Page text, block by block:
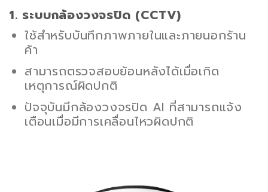
1. ระบบกล้องวงจรปิด (CCTV)
ใช้สำหรับบันทึกภาพภายในและภายนอกร้าน
ค้า
สามารถตรวจสอบย้อนหลังได้เมื่อเกิด
เหตุการณ์ผิดปกติ
ปัจจุบันมีกล้องวงจรปิด AI ที่สามารถแจ้ง
เตือนเมื่อมีการเคลื่อนไหวผิดปกติ